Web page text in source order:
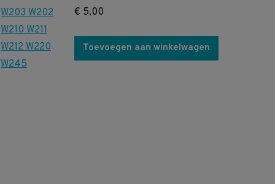
€ 5,00
Toevoegen aan winkelwagen